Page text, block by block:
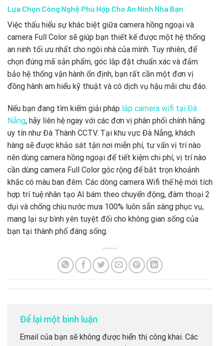
Lựa Chọn Công Nghệ Phù Hợp Cho An Ninh Nhà Bạn
Việc thấu hiểu sự khác biệt giữa camera hồng ngoại và
camera Full Color sẽ giúp bạn thiết kế được một hệ thống
an ninh tối ưu nhất cho ngôi nhà của mình. Tuy nhiên, để
chọn đúng mã sản phẩm, góc lắp đặt chuẩn xác và đảm
bảo hệ thống vận hành ổn định, bạn rất cần một đơn vị
đồng hành am hiểu kỹ thuật và có dịch vụ hậu mãi chu đáo.
Nếu bạn đang tìm kiếm giải pháp lắp camera wifi tại Đà
Nẵng, hãy liên hệ ngay với các đơn vị phân phối chính hãng
uy tín như Đà Thành CCTV. Tại khu vực Đà Nẵng, khách
hàng sẽ được khảo sát tận nơi miễn phí, tư vấn vị trí nào
nên dùng camera hồng ngoại để tiết kiệm chi phí, vị trí nào
cần dùng camera Full Color góc rộng để bắt trọn khoảnh
khắc có màu ban đêm. Các dòng camera Wifi thế hệ mới tích
hợp trí tuệ nhân tạo AI bám theo chuyển động, đàm thoại 2
dụi và chống chịu nước mưa 100% luôn sẵn sàng phục vụ,
mang lại sự bình yên tuyệt đối cho không gian sống của
bạn tại thành phố đáng sống.
Để lại một bình luận
Email của bạn sẽ không được hiển thị công khai. Các